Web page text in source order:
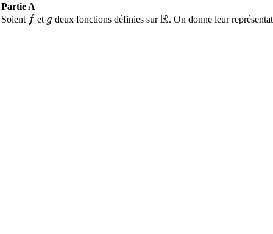
Partie A
Soient ff et g
g deux fonctions définies sur\mathbb{R}
R. On donne leur